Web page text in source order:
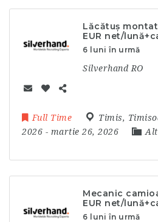
Lăcătuș
EUR net/
6 luni în urmă
Silverhand RO
Full Time Timis,
2026 - martie 26, 2026
Mecanic
EUR net/
6 luni în urmă